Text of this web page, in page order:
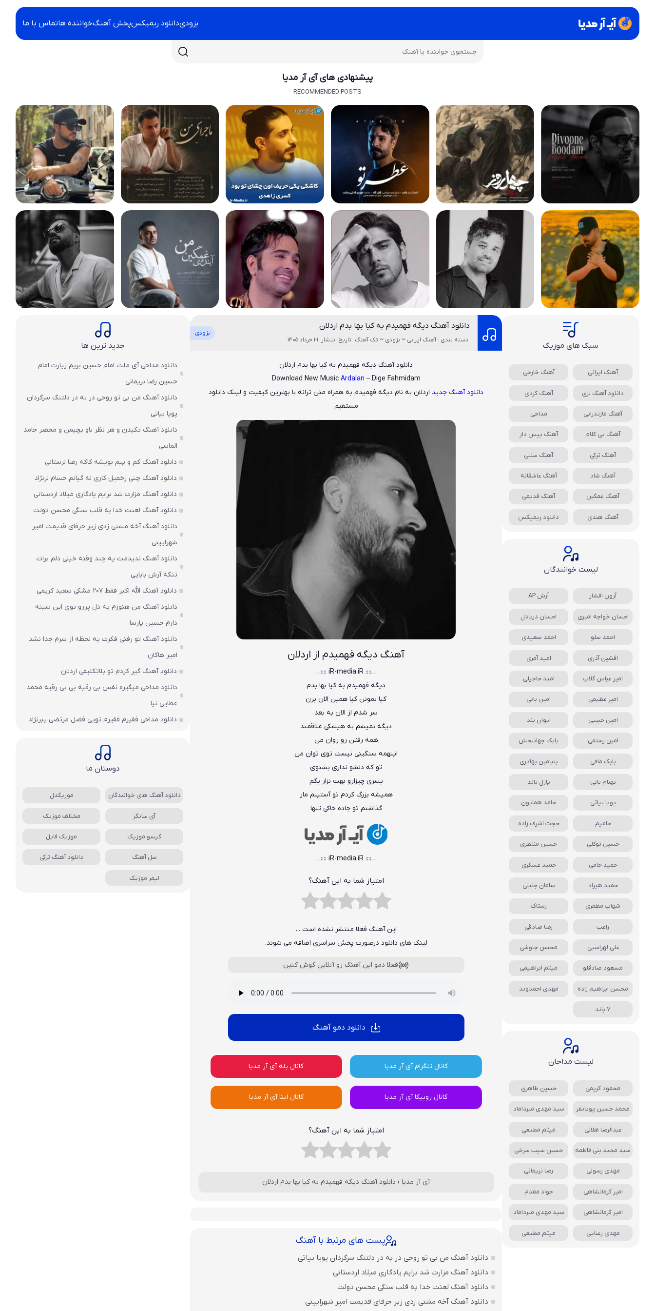
بزودیدانلود ریمیکسپخش آهنگخواننده هاتماس با ما
پیشنهادی های آی آر مدیا
RECOMMENDED POSTS
دانلود آهنگ دیگه فهمیدم به کیا بها بدم اردلان
بزودی
دسته بندی : آهنگ ایرانی ~ بزودی ~ تک آهنگ تاریخ انتشار :21 خرداد 1405
دانلود آهنگ دیگه فهمیدم به کیا بها بدم اردلان
Download New MusicArdalan – Dige Fahmidam
دانلود آهنگ جدید اردلان به نام دیگه فهمیدم به همراه متن ترانه با بهترین کیفیت و لینک دانلود
مستقیم
آهنگ دیگه فهمیدم از اردلان
…:::: iR-media.iR ::::…
دیگه فهمیدم به کیا بها بدم
کیا بمونن کیا همین الان برن
سر شدم از الان به بعد
دیگه نمیشم به هیشکی علاقمند
همه رفتن رو روان من
اینهمه سنگینی نیست توی توان من
تو که دلشو نداری بشنوی
یسری چیزارو بهت نزار بگم
همیشه بزرگ کردم تو آستینم مار
گذاشتم تو جاده خاکی تنها
…:::: iR-media.iR ::::…
امتیاز شما به این آهنگ؟
این آهنگ فعلا منتشر نشده است ...
لینک های دانلود درصورت پخش سراسری اضافه می شوند.
فعلا دمو این آهنگ رو آنلاین گوش کنین
دانلود دمو آهنگ
کانال تلگرام آی آر مدیا کانال بله آی آر مدیا
کانال روبیکا آی آر مدیا کانال ایتا آی آر مدیا
امتیاز شما به این آهنگ؟
آی آر مدیا › دانلود آهنگ دیگه فهمیدم به کیا بها بدم اردلان
پست های مرتبط با آهنگ
دانلود آهنگ من بی تو روحی در به در دلتنگ سرگردان پویا بیاتی
دانلود آهنگ مزارت شد برایم یادگاری میلاد اردستانی
دانلود آهنگ لعنت خدا به قلب سنگی محسن دولت
دانلود آهنگ آخه مشتی زدی زیر حرفای قدیمت امیر شهرایینی
سبک های موزیک
آهنگ ایرانی آهنگ خارجی
دانلود آهنگ لری آهنگ کردی
آهنگ مازندرانی مداحی
آهنگ بی کلام آهنگ بیس دار
آهنگ ترکی آهنگ سنتی
آهنگ شاد آهنگ عاشقانه
آهنگ غمگین آهنگ قدیمی
آهنگ هندی دانلود ریمیکس
لیست خوانندگان
آرون افشار آرش AP
احسان خواجه امیری احسان دریادل
احمد سلو احمد سعیدی
افشین آذری امید آمری
امیر عباس گلاب امید حاجیلی
امیر عظیمی امین بانی
امین حبیبی ایوان بند
امین رستمی بابک جهانبخش
بابک مافی بنیامین بهادری
بهنام بانی پازل باند
پویا بیاتی حامد همایون
حامیم حجت اشرف زاده
حسین توکلی حسین منتظری
حمید حامی حمید عسکری
حمید هیراد سامان جلیلی
شهاب مظفری رستاک
راغب رضا صادقی
علی لهراسبی محسن چاوشی
مسعود صادقلو میثم ابراهیمی
محسن ابراهیم زاده مهدی احمدوند
7 باند
لیست مداحان
محمود کریمی حسین طاهری
محمد حسین پویانفر سید مهدی میرداماد
عبدالرضا هلالی میثم مطیعی
سید مجید بنی فاطمه حسین سیب سرخی
مهدی رسولی رضا نریمانی
امیر کرمانشاهی جواد مقدم
امیر کرمانشاهی سید مهدی میرداماد
مهدی رعنایی میثم مطیعی
جدید ترین ها
دانلود مداحی آی ملت امام حسین بریم زیارت امام
حسین رضا نریمانی
دانلود آهنگ من بی تو روحی در به در دلتنگ سرگردان
پویا بیاتی
دانلود آهنگ تکیدن و هر نظر باو بچیمن و محضر حامد
الماسی
دانلود آهنگ کم و پیم بویشه کاکه رضا لرستانی
دانلود آهنگ چنی زخمیل کاری له گیانم حسام لرنژاد
دانلود آهنگ مزارت شد برایم یادگاری میلاد اردستانی
دانلود آهنگ لعنت خدا به قلب سنگی محسن دولت
دانلود آهنگ آخه مشتی زدی زیر حرفای قدیمت امیر
شهرایینی
دانلود آهنگ ندیدمت یه چند وقته خیلی دلم برات
تنگه آرش بابایی
دانلود آهنگ الله اکبر فقط 207 مشکی سعید کریمی
دانلود آهنگ من هنوزم یه دل پررو توی این سینه
دارم حسین پارسا
دانلود آهنگ تو رفتی فکرت یه لحظه از سرم جدا نشد
امیر هاکان
دانلود آهنگ گیر کردم تو بلاتکلیفی اردلان
دانلود مداحی میگیره نفس بی رقیه بی بی رقیه محمد
عطایی نیا
دانلود مداحی فقیرم فقیرم تویی فضل مرتضی یبرنژاد
دوستان ما
دانلود آهنگ های خوانندگان موزیکدل
آی سانگز مختلف موزیک
گیسو موزیک موزیک فایل
سل آهنگ دانلود آهنگ ترکی
لیمر موزیک